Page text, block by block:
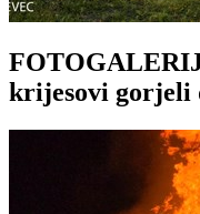
krijesovi gorjeli